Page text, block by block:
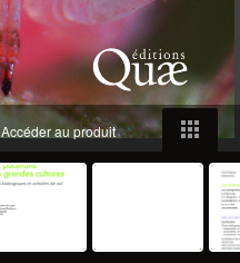
Accéder au produit